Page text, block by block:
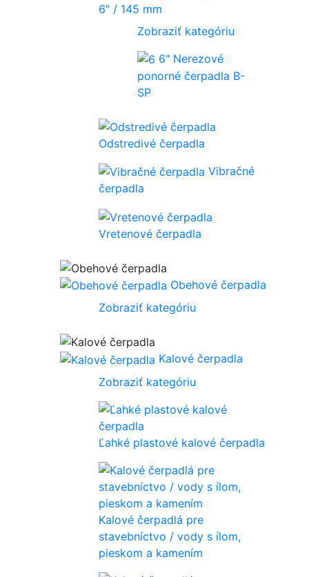
6" / 145 mm
Zobraziť kategóriu
6" Nerezové
ponorné čerpadla B-
SP
Odstredivé čerpadla
Vibračné
čerpadla
Vretenové čerpadla
Obehové čerpadla
Zobraziť kategóriu
Kalové čerpadla
Zobraziť kategóriu
Ľahké plastové kalové čerpadla
Kalové čerpadlá pre
stavebníctvo / vody s ílom,
pieskom a kamením